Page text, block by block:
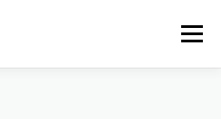
メニュー
ィングコース